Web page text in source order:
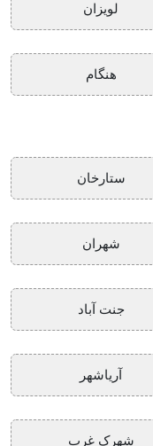
لویزان
هنگام
ستارخان
شهران
جنت آباد
آریاشهر
شهرک غرب